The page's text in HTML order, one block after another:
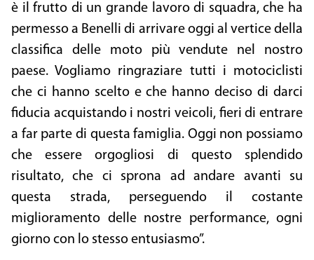
è il frutto di un grande lavoro di squadra, che ha
permesso a Benelli di arrivare oggi al vertice della
classifica delle moto più vendute nel nostro
paese. Vogliamo ringraziare tutti i motociclisti
che ci hanno scelto e che hanno deciso di darci
fiducia acquistando i nostri veicoli, fieri di entrare
a far parte di questa famiglia. Oggi non possiamo
che essere orgogliosi di questo splendido
risultato, che ci sprona ad andare avanti su
questa strada, perseguendo il costante
miglioramento delle nostre performance, ogni
giorno con lo stesso entusiasmo”.